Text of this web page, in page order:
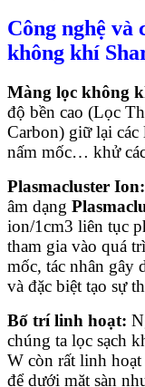
Công nghệ và
không khí
Màng lọc không
độ bền cao (Lọc
Carbon) giữ lại
nấm mốc… khử
Plasmacluster Ion:
âm dạng
ion/1cm3 liên tục
tham gia vào quá
mốc, tác nhân
và đặc biệt tạo sự
Bố trí linh hoạt:
chúng ta lọc sạch
W còn rất linh
để dưới mặt sàn